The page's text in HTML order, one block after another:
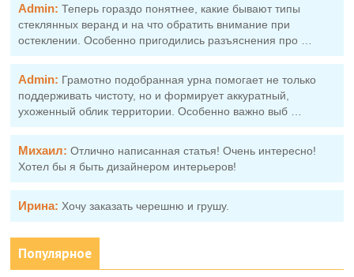
Admin: Теперь гораздо понятнее, какие бывают типы
стеклянных веранд и на что обратить внимание при
остеклении. Особенно пригодились разъяснения про …
Admin: Грамотно подобранная урна помогает не только
поддерживать чистоту, но и формирует аккуратный,
ухоженный облик территории. Особенно важно выб …
Михаил: Отлично написанная статья! Очень интересно!
Хотел бы я быть дизайнером интерьеров!
Ирина: Хочу заказать черешню и грушу.
Популярное